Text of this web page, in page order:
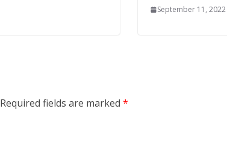
September 11, 2022
Required fields are marked *